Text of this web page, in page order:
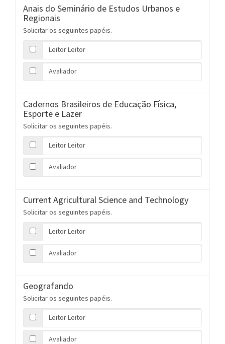
Anais do Seminário de Estudos Urbanos e
Regionais
Solicitar os seguintes papéis.
Leitor Leitor
Avaliador
Cadernos Brasileiros de Educação Física,
Esporte e Lazer
Solicitar os seguintes papéis.
Leitor Leitor
Avaliador
Current Agricultural Science and Technology
Solicitar os seguintes papéis.
Leitor Leitor
Avaliador
Geografando
Solicitar os seguintes papéis.
Leitor Leitor
Avaliador